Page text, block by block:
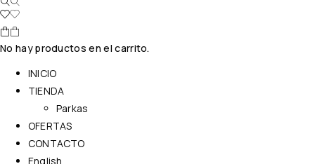
No hay productos en el carrito.
INICIO
TIENDA
Parkas
OFERTAS
CONTACTO
English